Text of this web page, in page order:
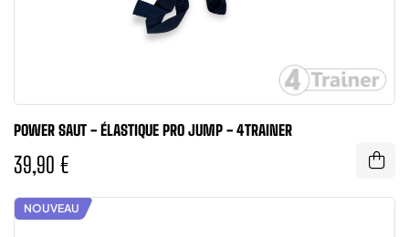
POWER SAUT - ÉLASTIQUE PRO JUMP - 4TRAINER
39,90 €
NOUVEAU